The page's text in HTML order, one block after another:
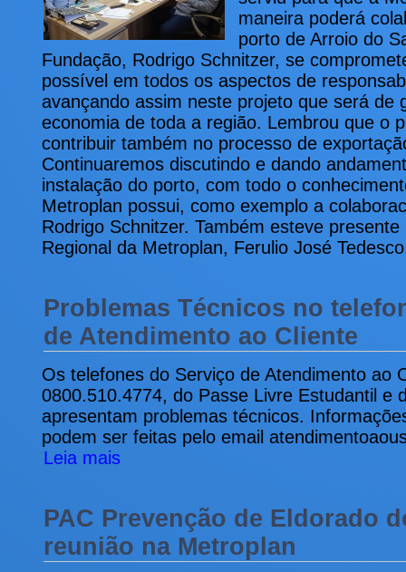
maneira poderá
porto de Arroio do
Fundação, Rodrigo Schnitzer, se
possível em todos os aspectos de
avançando assim neste projeto que será de
economia de toda a região. Lembrou que o
contribuir também no processo de
Continuaremos discutindo e dando
instalação do porto, com todo o
Metroplan possui, como exemplo a
Rodrigo Schnitzer. Também esteve
Regional da Metroplan, Ferulio José
Problemas Técnicos no
de Atendimento ao Cliente
Os telefones do Serviço de Atendimento ao
0800.510.4774, do Passe Livre Estudantil e
apresentam problemas técnicos.
podem ser feitas pelo email
Leia mais
PAC Prevenção de Eldorado
reunião na Metroplan